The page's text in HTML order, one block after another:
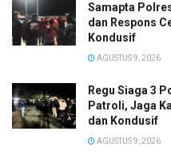
Samapta
dan Respons
Kondusif
AGUSTUS 9, 2026
Regu Siaga 3
Patroli, Jaga
dan Kondusif
AGUSTUS 9, 2026